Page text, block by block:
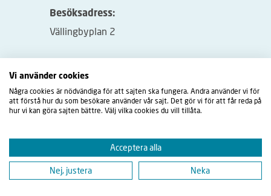
Besöksadress:
Vällingbyplan 2
Vi använder cookies
Några cookies är nödvändiga för att sajten ska fungera. Andra använder vi för
att förstå hur du som besökare använder vår sajt. Det gör vi för att får reda på
hur vi kan göra sajten bättre. Välj vilka cookies du vill tillåta.
Acceptera alla
Nej, justera Neka